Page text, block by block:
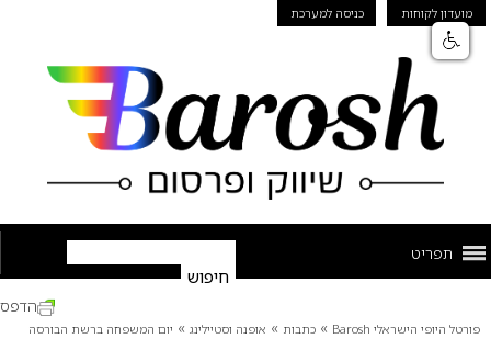
מועדון לקוחות כניסה למערכת
תפריט
פורטל היופי הישראלי Barosh » כתבות » אופנה וסטיילינג » יום המשפחה ברשת הבורסה
הדפס